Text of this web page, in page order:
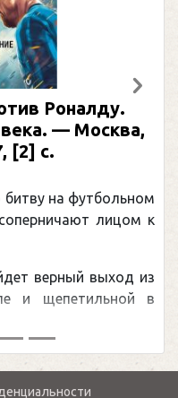
Роналду.
— Москва,
[2] с.
битву на футбольном
лицом к
верный выход из
и щепетильной в